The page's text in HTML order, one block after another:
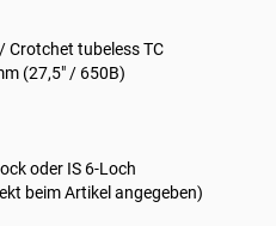
Crotchet tubeless TC
(27,5" / 650B)
oder IS 6-Loch
beim Artikel angegeben)